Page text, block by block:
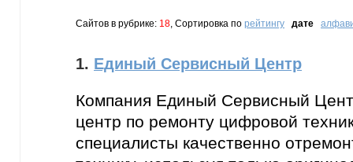
Сайтов в рубрике: 18, Сортировка по рейтингу дате
1. Единый Сервисный Центр
Компания Единый Сервисный
центр по ремонту цифровой
специалисты качественно